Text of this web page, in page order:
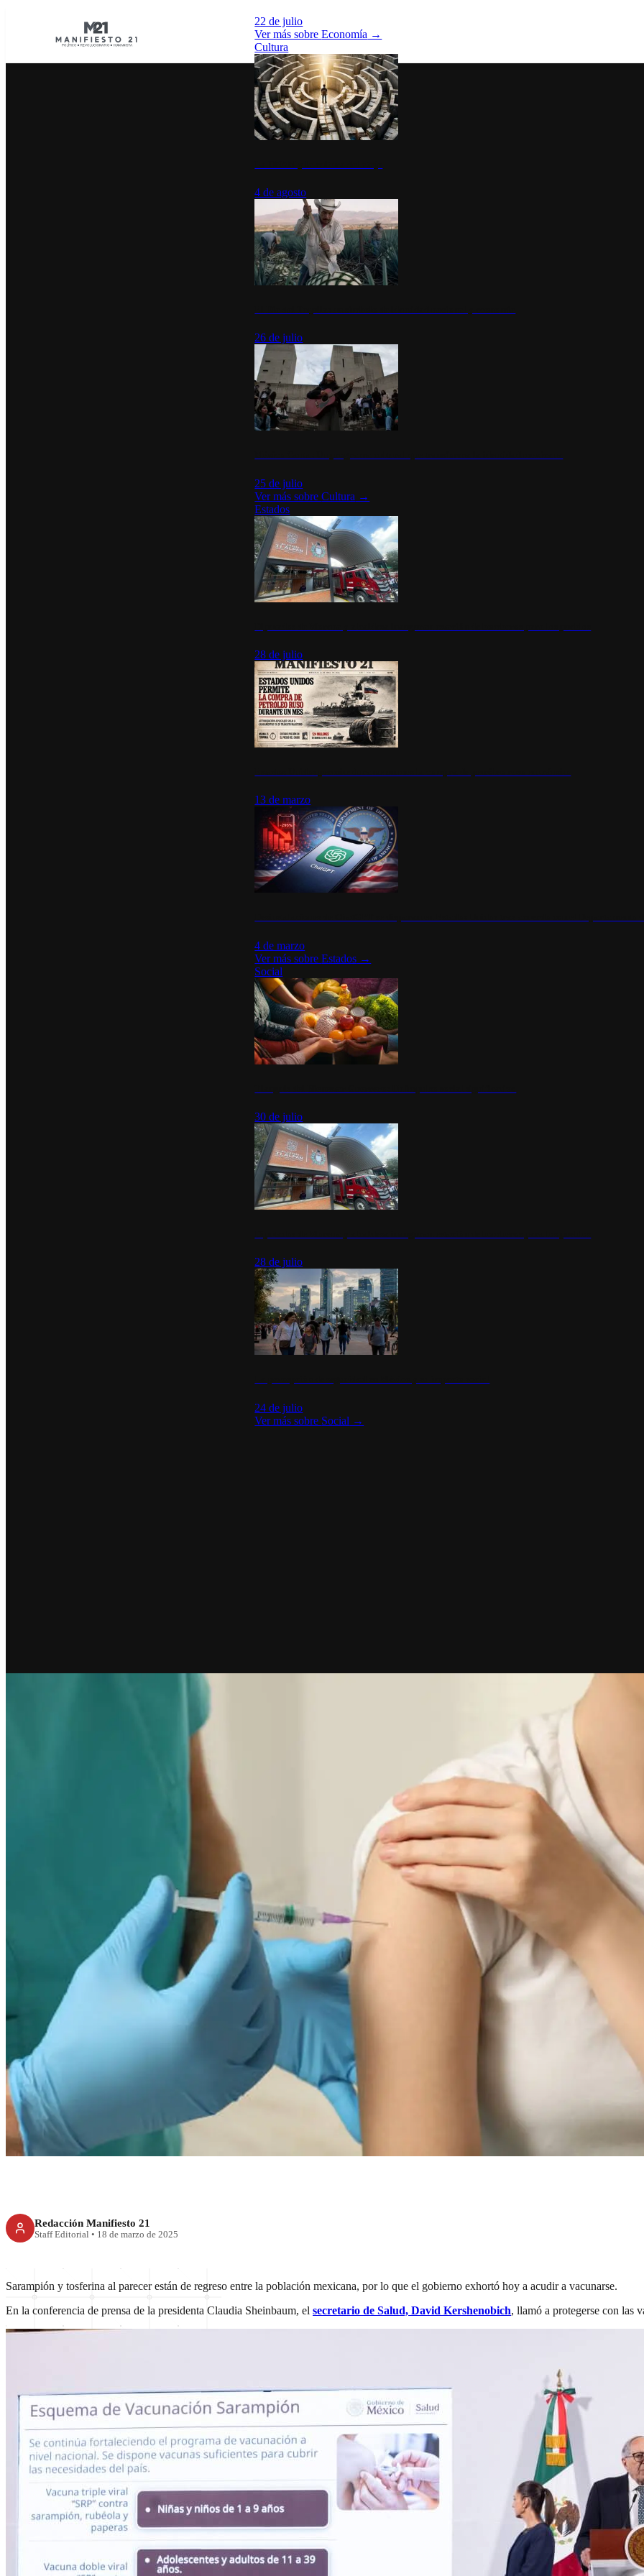
22 de julio
Ver más sobreEconomía →
Cultura
4 de agosto
26 de julio
25 de julio
Ver más sobreCultura →
Estados
28 de julio
13 de marzo
4 de marzo
Ver más sobreEstados →
Social
30 de julio
28 de julio
24 de julio
Ver más sobre Social →
Más vale prevenir: gobierno
exhorta a vacunarse contra
sarampión
Redacción Manifiesto 21
Staff Editorial • 18 de marzo de 2025
Sarampión y tosferina al parecer están de regreso entre la población mexicana, por lo que el gobierno exhortó hoy a acudir a vacunarse.
En la conferencia de prensa de la presidenta Claudia Sheinbaum, el secretario de Salud, David Kershenobich, llamó a protegerse con las